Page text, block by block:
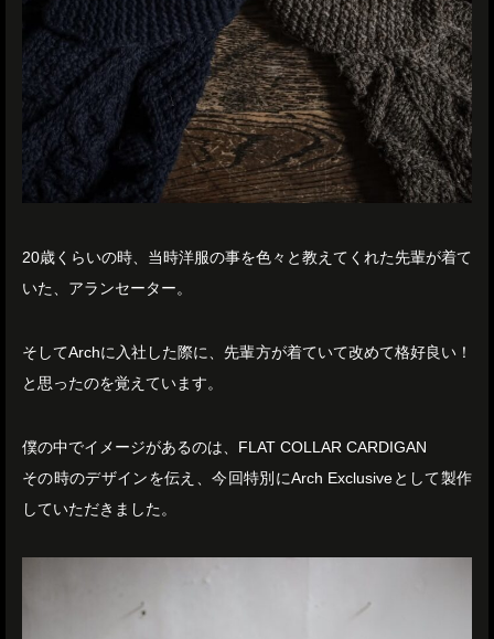
20歳くらいの時、当時洋服の事を色々と教えてくれた先輩が着て
いた、アランセーター。
そしてArchに入社した際に、先輩方が着ていて改めて格好良い！
と思ったのを覚えています。
僕の中でイメージがあるのは、FLAT COLLAR CARDIGAN
その時のデザインを伝え、今回特別にArch Exclusiveとして製作
していただきました。